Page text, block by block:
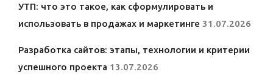
УТП: что это такое, как сформулировать и
использовать в продажах и маркетинге 31.07.2026
Разработка сайтов: этапы, технологии и критерии
успешного проекта 13.07.2026